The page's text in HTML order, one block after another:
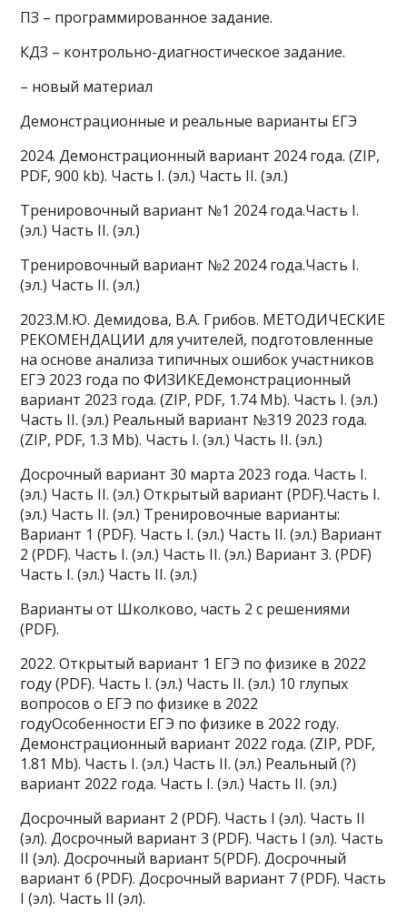
ПЗ – программированное задание.
КДЗ – контрольно-диагностическое задание.
– новый материал
Демонстрационные и реальные варианты ЕГЭ
2024. Демонстрационный вариант 2024 года. (ZIP,
PDF, 900 kb). Часть I. (эл.) Часть II. (эл.)
Тренировочный вариант №1 2024 года.Часть I.
(эл.) Часть II. (эл.)
Тренировочный вариант №2 2024 года.Часть I.
(эл.) Часть II. (эл.)
2023.М.Ю. Демидова, В.А. Грибов. МЕТОДИЧЕСКИЕ
РЕКОМЕНДАЦИИ для учителей, подготовленные
на основе анализа типичных ошибок участников
ЕГЭ 2023 года по ФИЗИКЕДемонстрационный
вариант 2023 года. (ZIP, PDF, 1.74 Mb). Часть I. (эл.)
Часть II. (эл.) Реальный вариант №319 2023 года.
(ZIP, PDF, 1.3 Mb). Часть I. (эл.) Часть II. (эл.)
Досрочный вариант 30 марта 2023 года. Часть I.
(эл.) Часть II. (эл.) Открытый вариант (PDF).Часть I.
(эл.) Часть II. (эл.) Тренировочные варианты:
Вариант 1 (PDF). Часть I. (эл.) Часть II. (эл.) Вариант
2 (PDF). Часть I. (эл.) Часть II. (эл.) Вариант 3. (PDF)
Часть I. (эл.) Часть II. (эл.)
Варианты от Школково, часть 2 с решениями
(PDF).
2022. Открытый вариант 1 ЕГЭ по физике в 2022
году (PDF). Часть I. (эл.) Часть II. (эл.) 10 глупых
вопросов о ЕГЭ по физике в 2022
годуОсобенности ЕГЭ по физике в 2022 году.
Демонстрационный вариант 2022 года. (ZIP, PDF,
1.81 Mb). Часть I. (эл.) Часть II. (эл.) Реальный (?)
вариант 2022 года. Часть I. (эл.) Часть II. (эл.)
Досрочный вариант 2 (PDF). Часть I (эл). Часть II
(эл). Досрочный вариант 3 (PDF). Часть I (эл). Часть
II (эл). Досрочный вариант 5(PDF). Досрочный
вариант 6 (PDF). Досрочный вариант 7 (PDF). Часть
I (эл). Часть II (эл).